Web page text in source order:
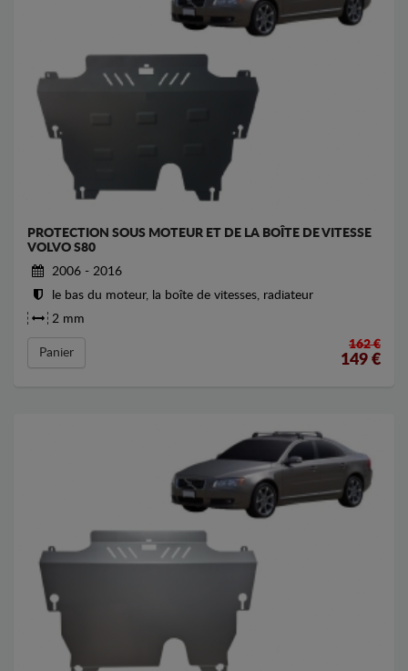
PROTECTION SOUS MOTEUR ET DE LA BOÎTE DE VITESSE
VOLVO S80
2006 - 2016
le bas du moteur, la boîte de vitesses, radiateur
2 mm
Panier
162 €
149 €